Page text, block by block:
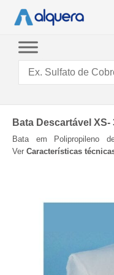
conteúdo
Bata Descartável XS-
Bata em Polipropileno
Ver Características